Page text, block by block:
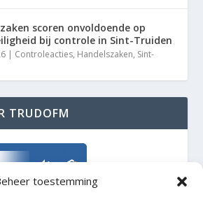
toestemming
scoren onvoldoende op
bij controle in Sint-Truiden
| Controleacties, Handelszaken, Sint-
TRUDOFM
TrudoFM